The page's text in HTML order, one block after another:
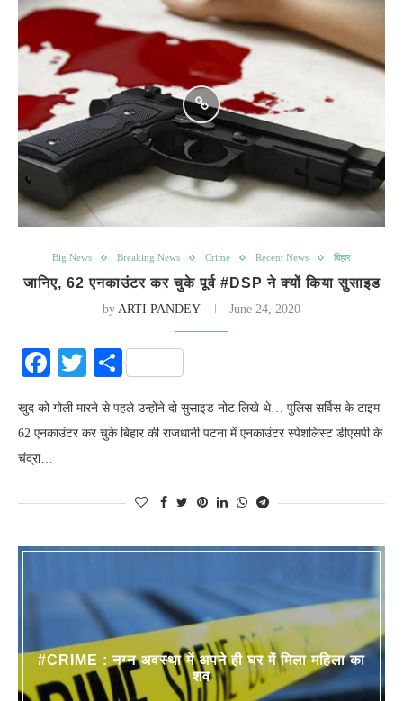
Big News Breaking News Crime Recent News बिहार
जानिए, 62 एनकाउंटर कर चुके पूर्व #DSP ने क्यों किया सुसाइड
by ARTI PANDEY June 24, 2020
Facebook
Twitter
Share
खुद को गोली मारने से पहले उन्होंने दो सुसाइड नोट लिखे थे… पुलिस सर्विस के टाइम
62 एनकाउंटर कर चुके बिहार की राजधानी पटना में एनकाउंटर स्पेशलिस्ट डीएसपी के
चंद्रा…
#CRIME : नग्न अवस्था में अपने ही घर में मिला महिला का
शव